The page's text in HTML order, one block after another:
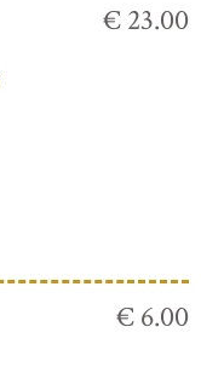
€ 23.00
€ 6.00